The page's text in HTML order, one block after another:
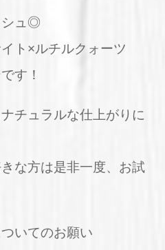
シュ◎
ト×ルチルクォーツ
す！
チュラルな仕上がりに
な方は是非一度、お試
いてのお願い